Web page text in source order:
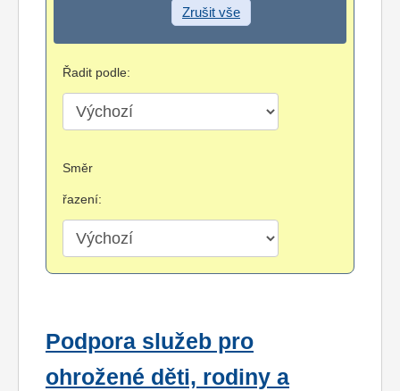
Zrušit vše
Řadit podle:
Směr
řazení:
Podpora služeb pro
ohrožené děti, rodiny a